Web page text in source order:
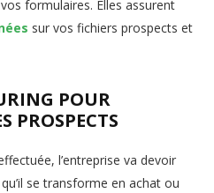
formulaires. Elles assurent
sur vos fichiers prospects et
POUR
PROSPECTS
l’entreprise va devoir
se transforme en achat ou